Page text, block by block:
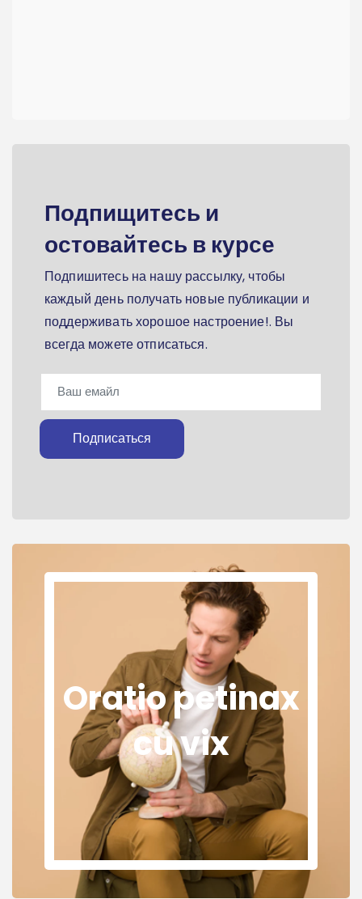
Подпищитесь и
остовайтесь в курсе
Подпишитесь на нашу рассылку, чтобы
каждый день получать новые публикации и
поддерживать хорошое настроение!. Вы
всегда можете отписаться.
Подписаться
Oratio petinax
cu vix